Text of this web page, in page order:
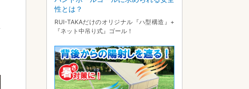
性とは？
RUI-TAKAだけのオリジナル『ハ型構造』+
『ネット中吊り式』ゴール！